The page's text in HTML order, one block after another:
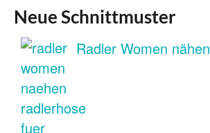
Neue Schnittmuster
Radler Women nähen